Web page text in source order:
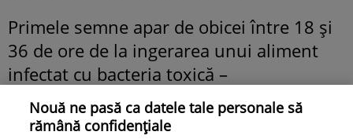
Primele semne apar de obicei între 18 și
36 de ore de la ingerarea unui aliment
infectat cu bacteria toxică –
Salivație excesivă
Nouă ne pasă ca datele tale personale să
rămână confidențiale